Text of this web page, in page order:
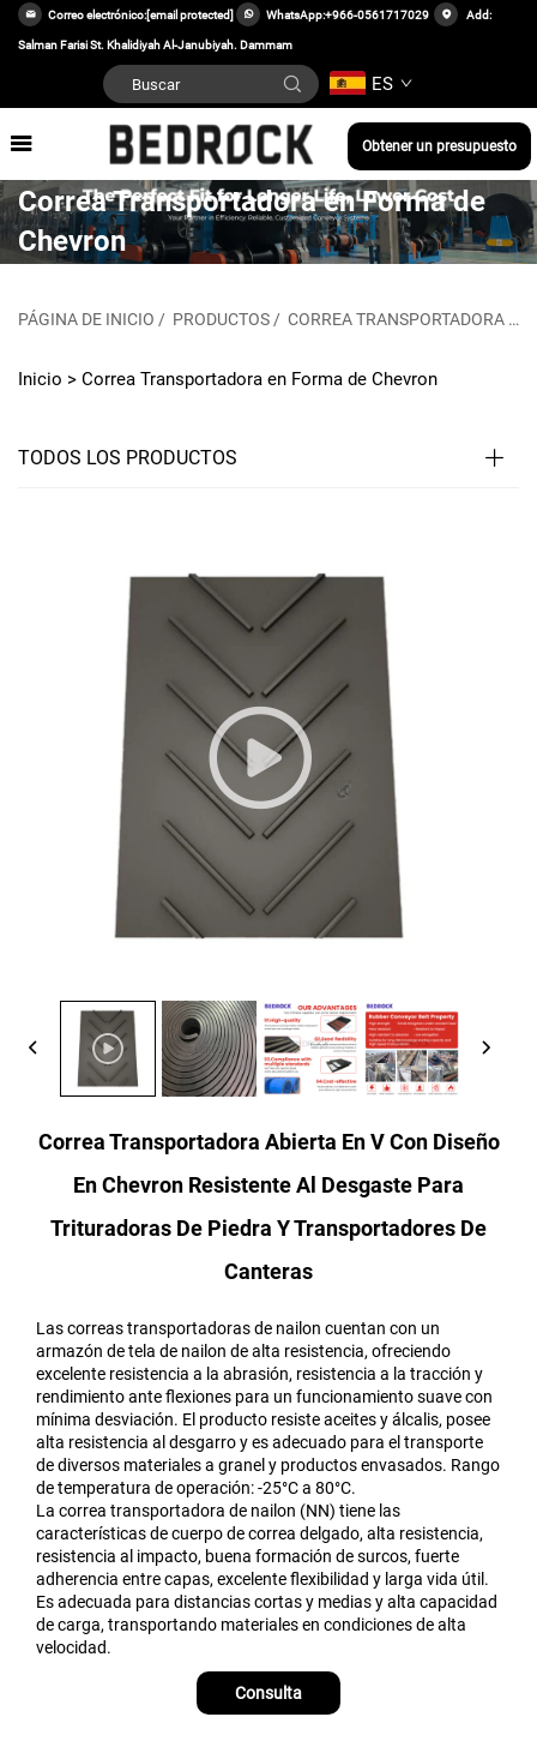
Correo electrónico:[email protected] WhatsApp:+966-0561717029 Add:
Salman Farisi St. Khalidiyah Al-Janubiyah. Dammam
ES
Obtener un presupuesto
Correa Transportadora en Forma de
Chevron
PÁGINA DE INICIO / PRODUCTOS / CORREA TRANSPORTADORA
Inicio > Correa Transportadora en Forma de Chevron
TODOS LOS PRODUCTOS
Correa Transportadora Abierta En V Con Diseño
En Chevron Resistente Al Desgaste Para
Trituradoras De Piedra Y Transportadores De
Canteras
Las correas transportadoras de nailon cuentan con un
armazón de tela de nailon de alta resistencia, ofreciendo
excelente resistencia a la abrasión, resistencia a la tracción y
rendimiento ante flexiones para un funcionamiento suave con
mínima desviación. El producto resiste aceites y álcalis, posee
alta resistencia al desgarro y es adecuado para el transporte
de diversos materiales a granel y productos envasados. Rango
de temperatura de operación: -25°C a 80°C.
La correa transportadora de nailon (NN) tiene las
características de cuerpo de correa delgado, alta resistencia,
resistencia al impacto, buena formación de surcos, fuerte
adherencia entre capas, excelente flexibilidad y larga vida útil.
Es adecuada para distancias cortas y medias y alta capacidad
de carga, transportando materiales en condiciones de alta
velocidad.
Consulta